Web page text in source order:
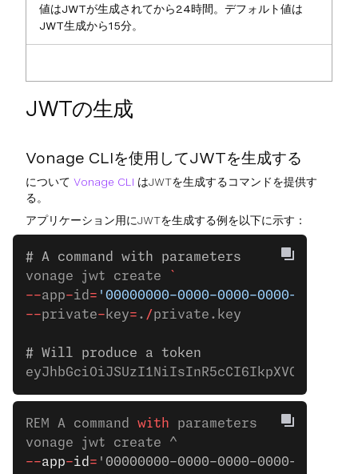
値はJWTが生成されてから24時間。デフォルト値は
JWT生成から15分。
JWTの生成
Vonage CLIを使用してJWTを生成する
について Vonage CLI はJWTを生成するコマンドを提供す
る。
アプリケーション用にJWTを生成する例を以下に示す：
# A command with parameters
vonage jwt create
`
--app-id = '00000000-0000-0000-0000-
--private- key= . /private.key
# Will produce a token
REM A command with parameters
vonage jwt create ^
--app-id = '00000000-0000-0000-0000-